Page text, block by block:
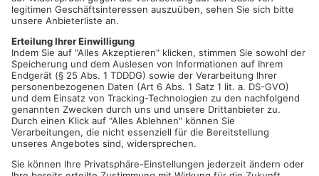
Artikel teilen
ANZEIGE